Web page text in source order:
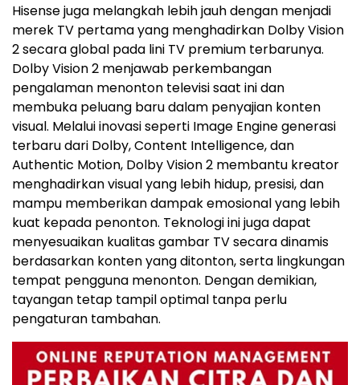
Hisense juga melangkah lebih jauh dengan menjadi
merek TV pertama yang menghadirkan Dolby Vision
2 secara global pada lini TV premium terbarunya.
Dolby Vision 2 menjawab perkembangan
pengalaman menonton televisi saat ini dan
membuka peluang baru dalam penyajian konten
visual. Melalui inovasi seperti Image Engine generasi
terbaru dari Dolby, Content Intelligence, dan
Authentic Motion, Dolby Vision 2 membantu kreator
menghadirkan visual yang lebih hidup, presisi, dan
mampu memberikan dampak emosional yang lebih
kuat kepada penonton. Teknologi ini juga dapat
menyesuaikan kualitas gambar TV secara dinamis
berdasarkan konten yang ditonton, serta lingkungan
tempat pengguna menonton. Dengan demikian,
tayangan tetap tampil optimal tanpa perlu
pengaturan tambahan.